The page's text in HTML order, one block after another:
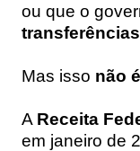
ou que o
transferências
Mas isso não
A Receita
em janeiro de